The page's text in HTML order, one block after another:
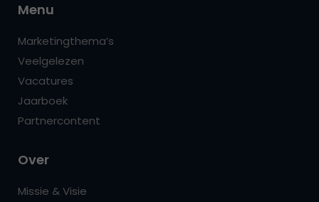
Menu
Marketingthema’s
Veelgelezen
Vacatures
Jaarboek
Partnercontent
Over
Missie & Visie